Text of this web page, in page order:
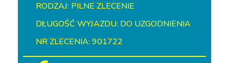
RODZAJ: PILNE ZLECENIE
DŁUGOŚĆ WYJAZDU: DO UZGODNIENIA
NR ZLECENIA: 901722